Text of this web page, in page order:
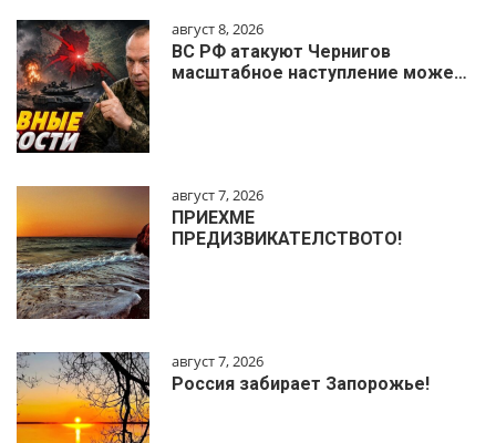
август 8, 2026
ВС РФ атакуют Чернигов
масштабное наступление може…
август 7, 2026
ПРИЕХМЕ
ПРЕДИЗВИКАТЕЛСТВОТО!
август 7, 2026
Россия забирает Запорожье!